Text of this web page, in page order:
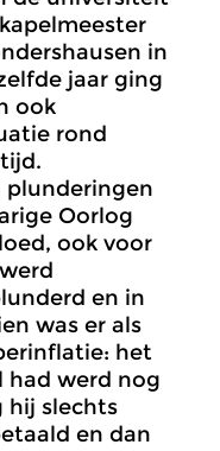
in
jaar ging
ook
rond
plunderingen
Oorlog
ook voor
en in
was er als
het
had werd nog
hij slechts
en dan